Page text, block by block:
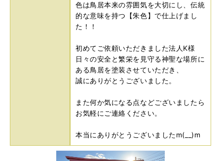
色は鳥居本来の雰囲気を大切にし、伝統
的な意味を持つ【朱色】で仕上げまし
た！！
初めてご依頼いただきました法人K様
日々の安全と繁栄を見守る神聖な場所に
ある鳥居を塗装させていただき、
誠にありがとうございました。
また何か気になる点などございましたら
お気軽にご連絡ください。
本当にありがとうございましたm(__)m